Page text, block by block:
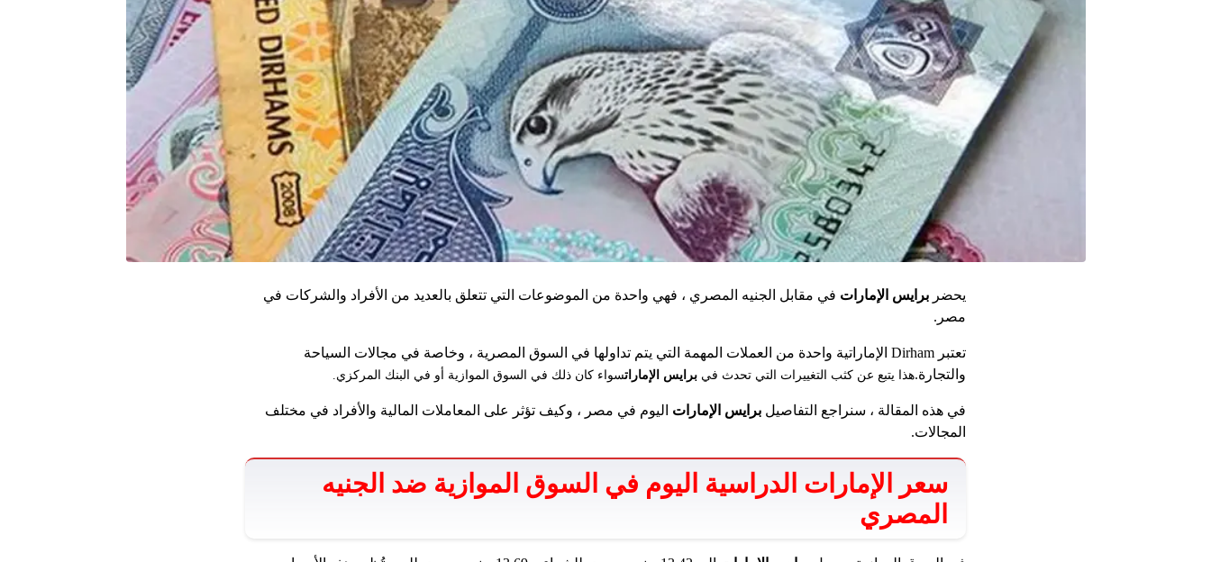
يحضر برايس الإمارات في مقابل الجنيه المصري ، فهي واحدة من الموضوعات التي تتعلق بالعديد من الأفراد والشركات في
مصر.
تعتبر Dirham الإماراتية واحدة من العملات المهمة التي يتم تداولها في السوق المصرية ، وخاصة في مجالات السياحة
والتجارة.هذا يتبع عن كثب التغييرات التي تحدث في برايس الإماراتسواء كان ذلك في السوق الموازية أو في البنك المركزي.
في هذه المقالة ، سنراجع التفاصيل برايس الإمارات اليوم في مصر ، وكيف تؤثر على المعاملات المالية والأفراد في مختلف
المجالات.
سعر الإمارات الدراسية اليوم في السوق الموازية ضد الجنيه
المصري